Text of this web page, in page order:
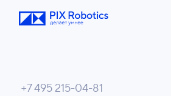
+7 495 215-04-81